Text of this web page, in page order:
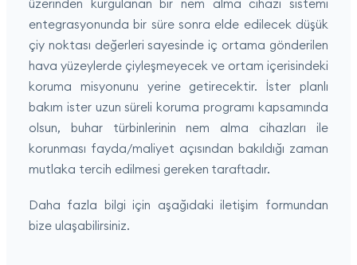
üzerinden kurgulanan bir nem alma cihazı sistemi
entegrasyonunda bir süre sonra elde edilecek düşük
çiy noktası değerleri sayesinde iç ortama gönderilen
hava yüzeylerde çiyleşmeyecek ve ortam içerisindeki
koruma misyonunu yerine getirecektir. İster planlı
bakım ister uzun süreli koruma programı kapsamında
olsun, buhar türbinlerinin nem alma cihazları ile
korunması fayda/maliyet açısından bakıldığı zaman
mutlaka tercih edilmesi gereken taraftadır.
Daha fazla bilgi için aşağıdaki iletişim formundan
bize ulaşabilirsiniz.